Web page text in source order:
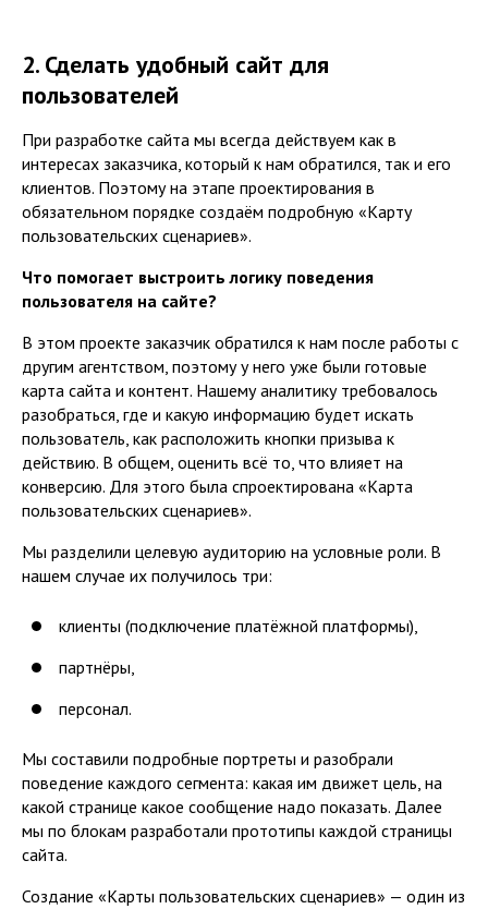
2. Сделать удобный сайт для
пользователей
При разработке сайта мы всегда действуем как в
интересах заказчика, который к нам обратился, так и его
клиентов. Поэтому на этапе проектирования в
обязательном порядке создаём подробную «Карту
пользовательских сценариев».
Что помогает выстроить логику поведения
пользователя на сайте?
В этом проекте заказчик обратился к нам после работы с
другим агентством, поэтому у него уже были готовые
карта сайта и контент. Нашему аналитику требовалось
разобраться, где и какую информацию будет искать
пользователь, как расположить кнопки призыва к
действию. В общем, оценить всё то, что влияет на
конверсию. Для этого была спроектирована «Карта
пользовательских сценариев».
Мы разделили целевую аудиторию на условные роли. В
нашем случае их получилось три:
клиенты (подключение платёжной платформы),
партнёры,
персонал.
Мы составили подробные портреты и разобрали
поведение каждого сегмента: какая им движет цель, на
какой странице какое сообщение надо показать. Далее
мы по блокам разработали прототипы каждой страницы
сайта.
Создание «Карты пользовательских сценариев» — один из